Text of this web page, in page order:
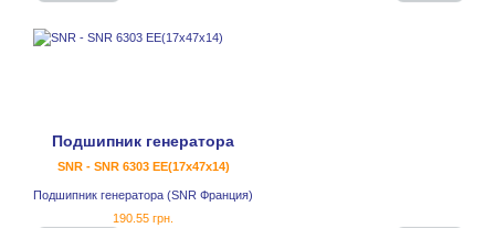
Подшипник генератора
SNR - SNR 6303 EE(17x47x14)
Подшипник генератора (SNR Франция)
190.55 грн.